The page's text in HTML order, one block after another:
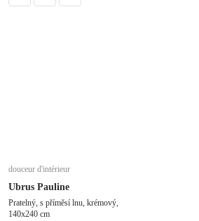
douceur d'intérieur
Ubrus Pauline
Pratelný, s příměsí lnu, krémový,
140x240 cm